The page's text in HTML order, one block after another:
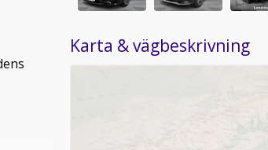
Karta & vägbeskrivning